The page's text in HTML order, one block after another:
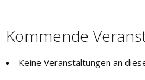
Kommende
Keine Veranstaltungen an